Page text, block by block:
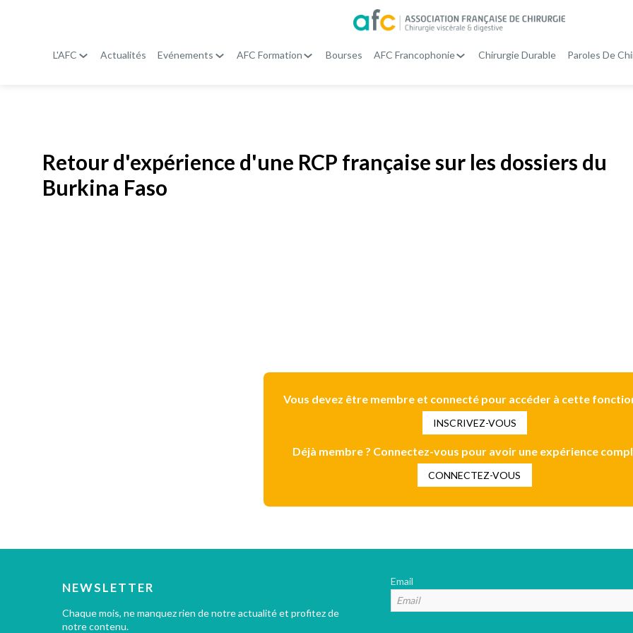
L'AFC Actualités Evénements AFC Formation Bourses AFC Francophonie Chirurgie Durable Paroles De
Retour d'expérience d'une RCP française sur les dossiers du
Burkina Faso
Vous devez être membre et connecté pour accéder à cette
INSCRIVEZ-VOUS
Déjà membre ? Connectez-vous pour avoir une expérience
CONNECTEZ-VOUS
NEWSLETTER
Chaque mois, ne manquez rien de notre actualité et profitez de
notre contenu.
Email